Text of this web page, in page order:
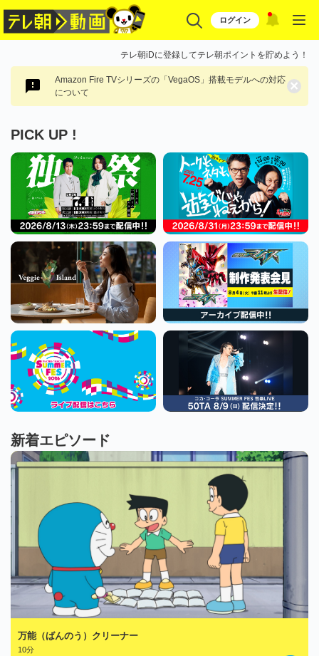
ログイン
テレ朝iDに登録してテレ朝ポイントを貯めよう！
Amazon Fire TVシリーズの「VegaOS」搭載モデルへの対応
について
×
PICK UP !
新着エピソード
万能（ばんのう）クリーナー
10分